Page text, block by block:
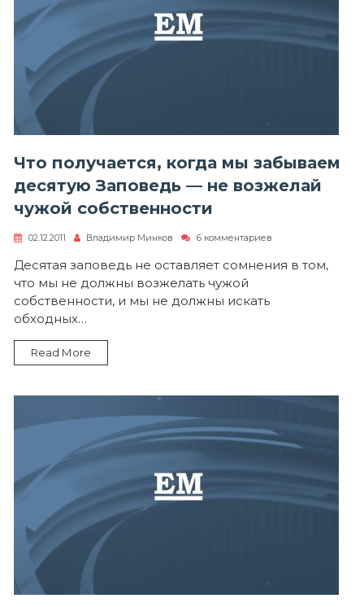
Что получается, когда мы забываем
десятую Заповедь — не возжелай
чужой собственности
02.12.2011 Владимир Минков 6 комментариев
Что
получается,
собственности
Десятая заповедь не оставляет сомнения в том,
что мы не должны возжелать чужой
собственности, и мы не должны искать
обходных…
Read More